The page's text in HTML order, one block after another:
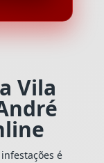
Vila
é